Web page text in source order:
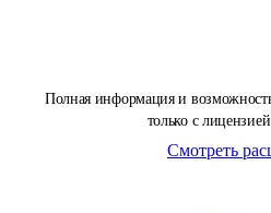
Полная информация и
только с
Смотреть